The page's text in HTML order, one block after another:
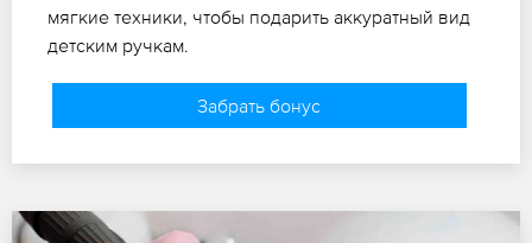
мягкие техники, чтобы подарить аккуратный вид
детским ручкам.
Забрать бонус